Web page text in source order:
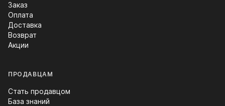
Заказ
Оплата
Доставка
Возврат
Акции
ПРОДАВЦАМ
Стать продавцом
База знаний